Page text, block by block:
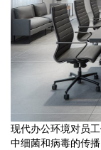
现代办公环境对员
中细菌和病毒的传